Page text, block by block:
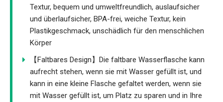
Textur, bequem und umweltfreundlich, auslaufsicher
und überlaufsicher, BPA-frei, weiche Textur, kein
Plastikgeschmack, unschädlich für den menschlichen
Körper
【Faltbares Design】Die faltbare Wasserflasche kann
aufrecht stehen, wenn sie mit Wasser gefüllt ist, und
kann in eine kleine Flasche gefaltet werden, wenn sie
mit Wasser gefüllt ist, um Platz zu sparen und in Ihre